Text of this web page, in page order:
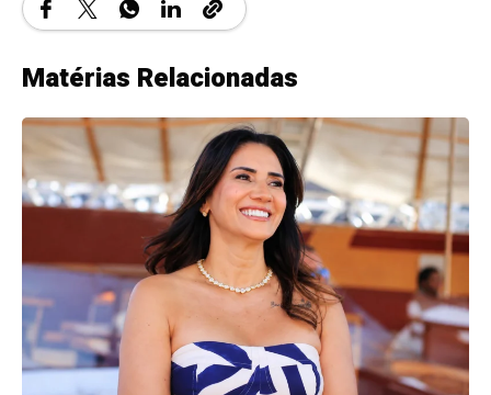
Matérias Relacionadas